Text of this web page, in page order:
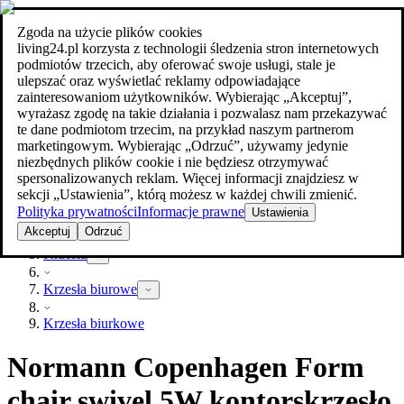
Zgoda na użycie plików cookies
living24.pl korzysta z technologii śledzenia stron internetowych
podmiotów trzecich, aby oferować swoje usługi, stale je
ulepszać oraz wyświetlać reklamy odpowiadające
zainteresowaniom użytkowników. Wybierając „Akceptuj”,
wyrażasz zgodę na takie działania i pozwalasz nam przekazywać
te dane podmiotom trzecim, na przykład naszym partnerom
marketingowym. Wybierając „Odrzuć”, używamy jedynie
niezbędnych plików cookie i nie będziesz otrzymywać
spersonalizowanych reklam. Więcej informacji znajdziesz w
sekcji „Ustawienia”, którą możesz w każdej chwili zmienić.
Polityka prywatnościInformacje prawne Ustawienia
Akceptuj
Odrzuć
Szukaj
meble w najlepszej ceniemeble w najlepszej cenie
Meble
Krzesła
Krzesła biurowe
Krzesła biurkowe
Normann Copenhagen Form